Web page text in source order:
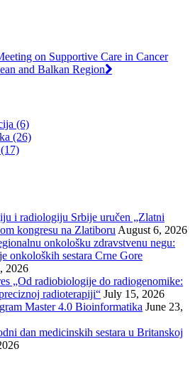
on Supportive Care in Cancer
and Balkan Region
(6)
(26)
(17)
i radiologiju Srbije uručen „Zlatni
kongresu na ZlatiboruAugust 6, 2026
onkološku zdravstvenu negu:
onkoloških sestara Crne Gore
2026
„Od radiobiologije do radiogenomike:
radioterapiji“ July 15, 2026
Master 4.0 Bioinformatika June 23,
dan medicinskih sestara u Britanskoj